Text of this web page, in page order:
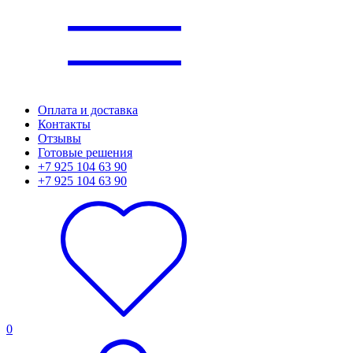
Оплата и доставка
Контакты
Отзывы
Готовые решения
+7 925 104 63 90
+7 925 104 63 90
0